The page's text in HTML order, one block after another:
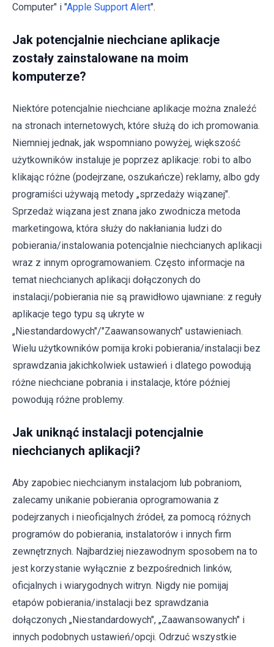
Computer" i "Apple Support Alert".
Jak potencjalnie niechciane aplikacje
zostały zainstalowane na moim
komputerze?
Niektóre potencjalnie niechciane aplikacje można znaleźć
na stronach internetowych, które służą do ich promowania.
Niemniej jednak, jak wspomniano powyżej, większość
użytkowników instaluje je poprzez aplikacje: robi to albo
klikając różne (podejrzane, oszukańcze) reklamy, albo gdy
programiści używają metody „sprzedaży wiązanej".
Sprzedaż wiązana jest znana jako zwodnicza metoda
marketingowa, która służy do nakłaniania ludzi do
pobierania/instalowania potencjalnie niechcianych aplikacji
wraz z innym oprogramowaniem. Często informacje na
temat niechcianych aplikacji dołączonych do
instalacji/pobierania nie są prawidłowo ujawniane: z reguły
aplikacje tego typu są ukryte w
„Niestandardowych"/"Zaawansowanych" ustawieniach.
Wielu użytkowników pomija kroki pobierania/instalacji bez
sprawdzania jakichkolwiek ustawień i dlatego powodują
różne niechciane pobrania i instalacje, które później
powodują różne problemy.
Jak uniknąć instalacji potencjalnie
niechcianych aplikacji?
Aby zapobiec niechcianym instalacjom lub pobraniom,
zalecamy unikanie pobierania oprogramowania z
podejrzanych i nieoficjalnych źródeł, za pomocą różnych
programów do pobierania, instalatorów i innych firm
zewnętrznych. Najbardziej niezawodnym sposobem na to
jest korzystanie wyłącznie z bezpośrednich linków,
oficjalnych i wiarygodnych witryn. Nigdy nie pomijaj
etapów pobierania/instalacji bez sprawdzania
dołączonych „Niestandardowych", „Zaawansowanych" i
innych podobnych ustawień/opcji. Odrzuć wszystkie